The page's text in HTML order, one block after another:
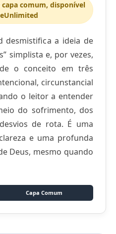
capa comum, disponível
desmistifica a ideia de
simplista e, por vezes,
o conceito em três
circunstancial
o leitor a entender
do sofrimento, dos
de rota. É uma
e uma profunda
Deus, mesmo quando
Capa Comum